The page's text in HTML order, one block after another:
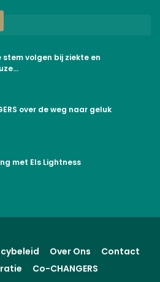
stem volgen bij ziekte en
over de weg naar geluk
met Els Lightness
Over Ons
Contact
Co-CHANGERS